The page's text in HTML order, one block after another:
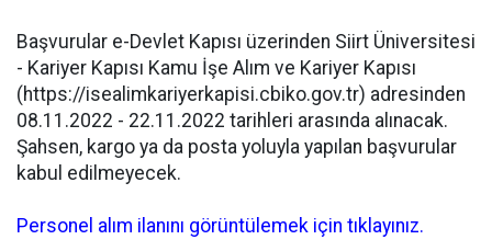
Başvurular e-Devlet Kapısı üzerinden Siirt Üniversitesi
- Kariyer Kapısı Kamu İşe Alım ve Kariyer Kapısı
(https://isealimkariyerkapisi.cbiko.gov.tr) adresinden
08.11.2022 - 22.11.2022 tarihleri arasında alınacak.
Şahsen, kargo ya da posta yoluyla yapılan başvurular
kabul edilmeyecek.
Personel alım ilanını görüntülemek için tıklayınız.